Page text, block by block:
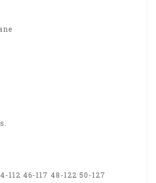
112 46-117 48-122 50-127